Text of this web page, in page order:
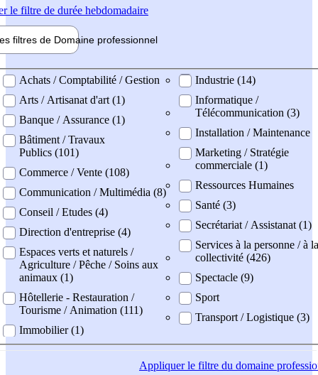
le filtre de durée hebdomadaire
filtres de Domaine professionnel
professionel
Achats / Comptabilité / Gestion
Arts / Artisanat d'art (1)
Banque / Assurance (1)
Bâtiment / Travaux
Publics (101)
Commerce / Vente (108)
Communication / Multimédia (8)
Conseil / Etudes (4)
Direction d'entreprise (4)
Espaces verts et naturels /
Agriculture / Pêche / Soins aux
animaux (1)
Hôtellerie - Restauration /
Tourisme / Animation (111)
Immobilier (1)
Industrie (14)
Informatique /
Télécommunication (3)
Installation / Maintenance
Marketing / Stratégie
commerciale (1)
Ressources Humaines
Santé (3)
Secrétariat / Assistanat (1)
Services à la personne / à la
collectivité (426)
Spectacle (9)
Sport
Transport / Logistique (3)
Appliquerle filtre du domaine